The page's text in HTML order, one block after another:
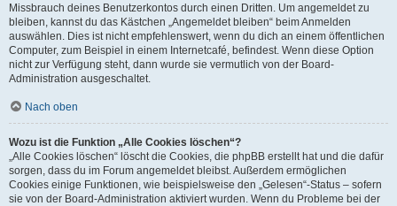
Missbrauch deines Benutzerkontos durch einen Dritten. Um angemeldet zu
bleiben, kannst du das Kästchen „Angemeldet bleiben“ beim Anmelden
auswählen. Dies ist nicht empfehlenswert, wenn du dich an einem öffentlichen
Computer, zum Beispiel in einem Internetcafé, befindest. Wenn diese Option
nicht zur Verfügung steht, dann wurde sie vermutlich von der Board-
Administration ausgeschaltet.
Nach oben
Wozu ist die Funktion „Alle Cookies löschen“?
„Alle Cookies löschen“ löscht die Cookies, die phpBB erstellt hat und die dafür
sorgen, dass du im Forum angemeldet bleibst. Außerdem ermöglichen
Cookies einige Funktionen, wie beispielsweise den „Gelesen“-Status – sofern
sie von der Board-Administration aktiviert wurden. Wenn du Probleme bei der